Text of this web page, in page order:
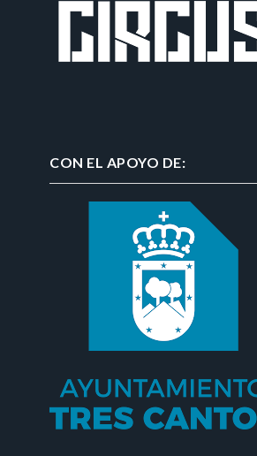
CON EL APOYO DE: